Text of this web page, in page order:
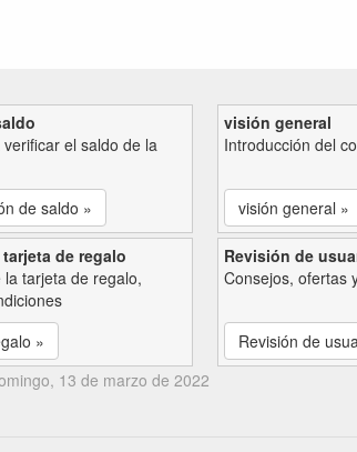
el saldo de la
de saldo »
visión general
Introducción del
visión general »
de regalo
la tarjeta de regalo,
»
Revisión de
Consejos, ofertas
Revisión de
13 de marzo de 2022